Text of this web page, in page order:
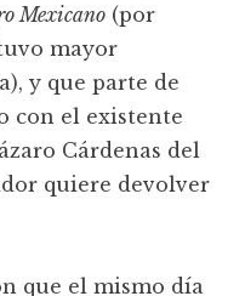
Mexicano (por
mayor
y que parte de
con el existente
Cárdenas del
quiere devolver
que el mismo día